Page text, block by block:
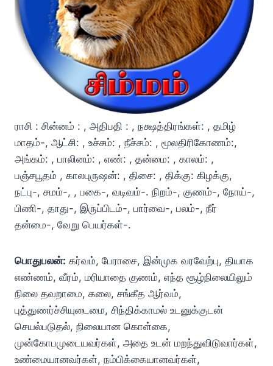
ராசி : சின்னம் : , அதிபதி : , நக்ஷத்திரங்கள்: , தமிழ்
மாதம்-, ஆட்சி: , உச்சம்: , நீச்சம்: , மூலதிரிகோணம்:,
அங்கம்: , பாலினம்: , எண்: , தன்மை: , காலம்: ,
பஞ்சபூதம் , காலபுருஷன்: , திசை: , திக்கு: கிழக்கு,
நட்பு-, சமம்-, , பகை-, வடிவம்-. நிறம்-, குணம்-, நோய்-,
பிணி-, தாது-, இருப்பிடம்-, பார்வை-, பலம்-, நீர்
தன்மை-, வேறு பெயர்கள்-.
பொதுபலன்: கர்வம், பேராசை, இன்முக வரவேற்பு, தியாக
எண்ணம், வீரம், மரியாதை குணம், எந்த சூழ்நிலையிலும்
நிலை தவறாமை, கலை, சங்கீத ஆர்வம்,
புத்துணர்ச்சியுடைமை, சிந்திக்காமல் உடனுக்குடன்
செயல்படுதல், நிலையான கொள்கை,
முன்கோபமுடையவர்கள், அதை உடன் மறந்துவிடுவார்கள்,
உண்மையானவர்கள், நம்பிக்கையானவர்கள்,